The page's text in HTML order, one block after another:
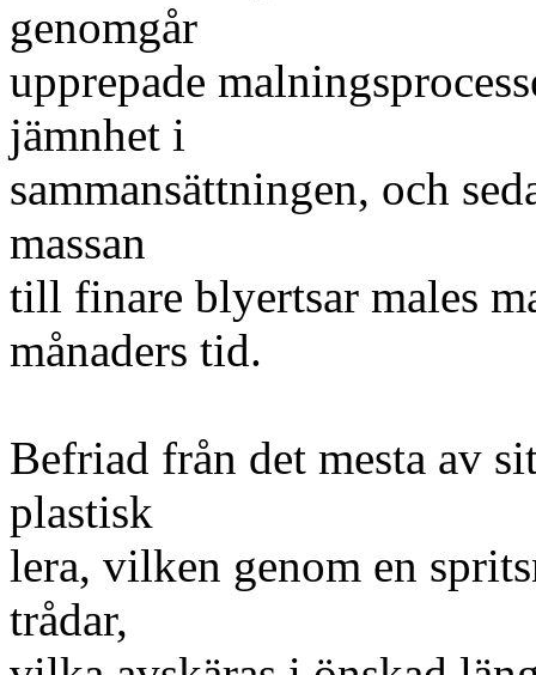
genomgår
upprepade
jämnhet i
sammansättningen, och
massan
till finare blyertsar males
månaders tid.
Befriad från det mesta av
plastisk
lera, vilken genom en
trådar,